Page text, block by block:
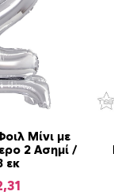
Μίνι με
2 Ασημί /
εκ